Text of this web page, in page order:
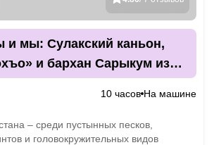
и мы: Сулакский каньон,
и бархан Сарыкум из
10 часов На машине
– среди пустынных песков,
и головокружительных видов